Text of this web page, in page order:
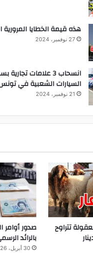
هذه قيمة الخطايا المرورية
27 نوفمبر، 2024
انسحاب 3 علامات
السيارات الشعبية في
21 نوفمبر، 2024
تتراوح
صدور أوامر
بالرائد
30 أبريل، 2026